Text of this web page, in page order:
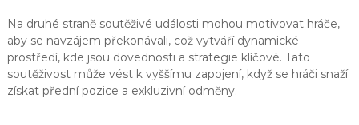
Na druhé straně soutěživé události mohou motivovat hráče,
aby se navzájem překonávali, což vytváří dynamické
prostředí, kde jsou dovednosti a strategie klíčové. Tato
soutěživost může vést k vyššímu zapojení, když se hráči snaží
získat přední pozice a exkluzivní odměny.